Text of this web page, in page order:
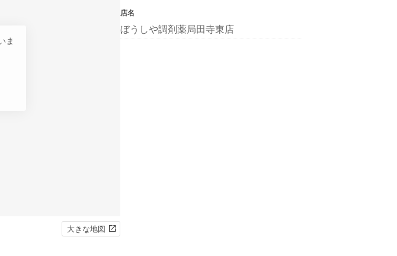
ま
大きな地図
店名
ぼうしや調剤薬局田寺東店